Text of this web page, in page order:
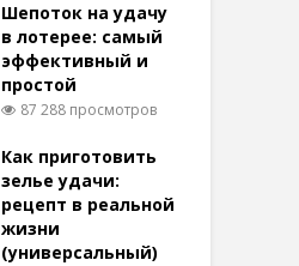
Шепоток на удачу
в лотерее: самый
эффективный и
простой
87 288 просмотров
Как приготовить
зелье удачи:
рецепт в реальной
жизни
(универсальный)